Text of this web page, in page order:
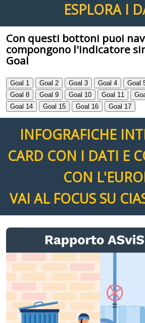
ESPLORA I
Con questi bottoni puoi
compongono l'indicatore
Goal
Goal 1 Goal 2 Goal 3 Goal 4 Goal
Goal 8
Goal 9 Goal 10 Goal 11
Goal 14
Goal 15 Goal 16 Goal 17
INFOGRAFICHE
CARD CON I DATI E
CON
VAI AL FOCUS SU